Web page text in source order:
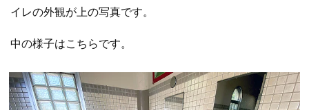
イレの外観が上の写真です。
中の様子はこちらです。